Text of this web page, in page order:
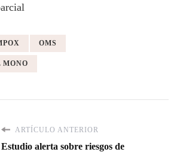
OMS
ARTÍCULO ANTERIOR
Estudio alerta sobre riesgos de